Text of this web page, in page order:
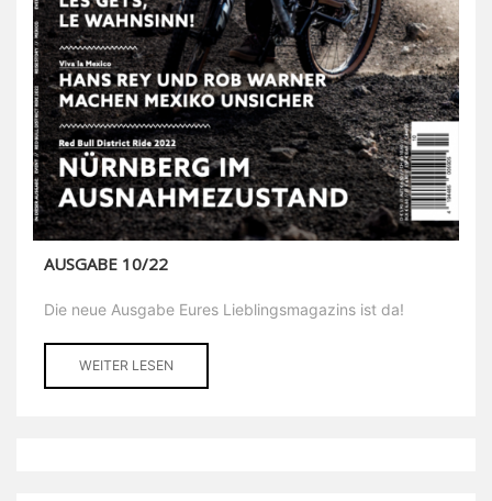
AUSGABE 10/22
Die neue Ausgabe Eures Lieblingsmagazins ist da!
WEITER LESEN